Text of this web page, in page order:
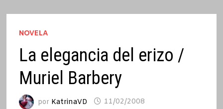
NOVELA
La elegancia del erizo /
Muriel Barbery
por KatrinaVD 11/02/2008